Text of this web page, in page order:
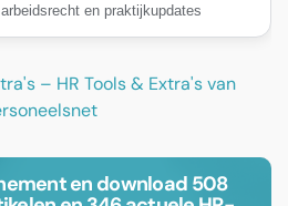
en praktijkupdates
en download 508